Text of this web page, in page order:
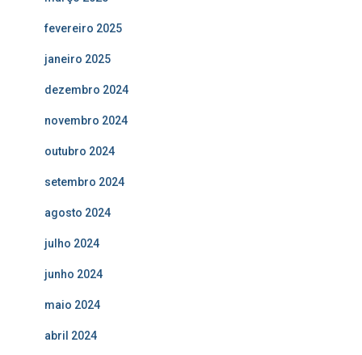
fevereiro 2025
janeiro 2025
dezembro 2024
novembro 2024
outubro 2024
setembro 2024
agosto 2024
julho 2024
junho 2024
maio 2024
abril 2024